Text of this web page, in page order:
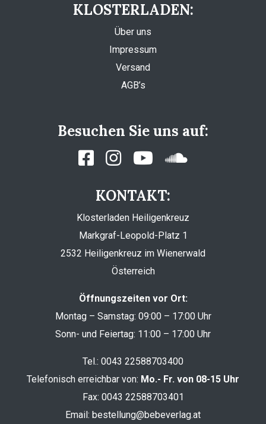
KLOSTERLADEN:
Über uns
Impressum
Versand
AGB’s
Besuchen Sie uns auf:
KONTAKT:
Klosterladen Heiligenkreuz
Markgraf-Leopold-Platz 1
2532 Heiligenkreuz im Wienerwald
Österreich
Öffnungszeiten vor Ort:
Montag – Samstag: 09:00 – 17:00 Uhr
Sonn- und Feiertag: 11:00 – 17:00 Uhr
Tel.: 0043 22588703400
Telefonisch erreichbar von: Mo.- Fr. von 08-15 Uhr
Fax: 0043 22588703401
Email: bestellung@bebeverlag.at